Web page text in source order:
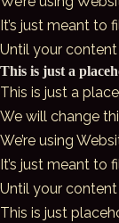
It’s just meant to
Until your
This is just a
This is just a
We will change
We’re using
It’s just meant to
Until your
This is just